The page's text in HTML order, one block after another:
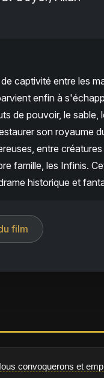
captivité entre les
enfin à
de pouvoir, le
son royaume
entre
famille, les Infinis.
historique et
film
convoquerons et